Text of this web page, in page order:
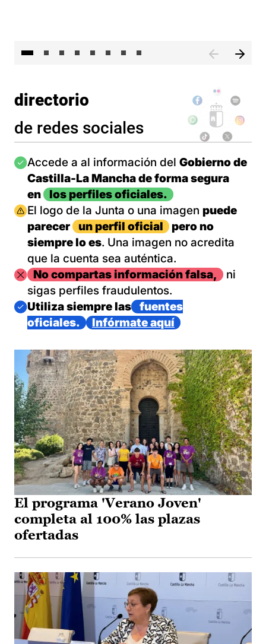
directorio
de redes sociales
Imagen
Accede a al información del Gobierno de
Castilla-La Mancha de forma segura
en
los perfiles oficiales.
Imagen
El logo de la Junta o una imagen puede
parecer
un perfil oficial
pero no
siempre lo es. Una imagen no acredita
que la cuenta sea auténtica.
ImagenNo compartas información falsa,
ni
sigas perfiles fraudulentos.
Imagen
Utiliza siempre las
fuentes
oficiales.
Infórmate aquí
El programa 'Verano Joven'
completa al 100% las plazas
ofertadas